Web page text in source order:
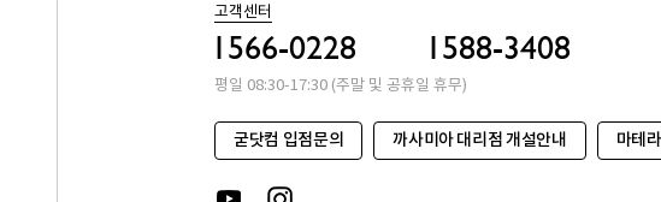
고객센터
1566-0228 1588-3408
평일 08:30-17:30 (주말 및 공휴일 휴무)
굳닷컴 입점문의 까사미아 대리점 개설안내 마테